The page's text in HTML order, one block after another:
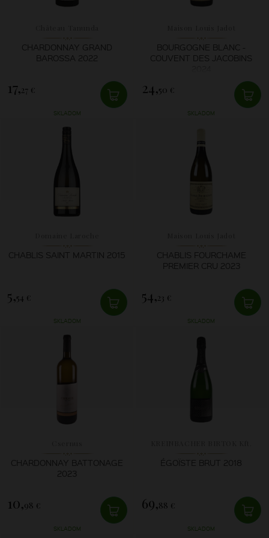
CHARDONNAY GRAND
BAROSSA 2022
17,27 €
SKLADOM
BOURGOGNE BLANC -
COUVENT DES JACOBINS
24,50 €
SKLADOM
CHABLIS SAINT MARTIN 2015
5,54 €
SKLADOM
CHABLIS FOURCHAME
PREMIER CRU 2023
54,23 €
SKLADOM
CHARDONNAY BATTONAGE
2023
10,98 €
SKLADOM
ÉGOÏSTE BRUT 2018
69,88 €
SKLADOM